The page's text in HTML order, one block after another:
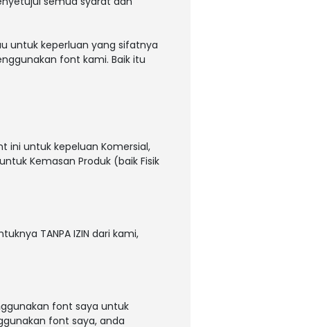
untuk keperluan yang sifatnya
font kami. Baik itu
ini untuk kepeluan Komersial,
Kemasan Produk (baik Fisik
TANPA IZIN dari kami,
font saya untuk
font saya, anda